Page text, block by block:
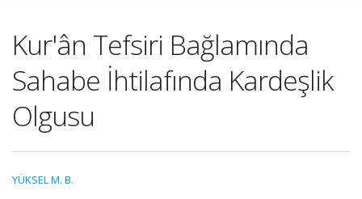
Kur'ân Tefsiri Bağlamında
Sahabe İhtilafında Kardeşlik
Olgusu
YÜKSEL M. B.